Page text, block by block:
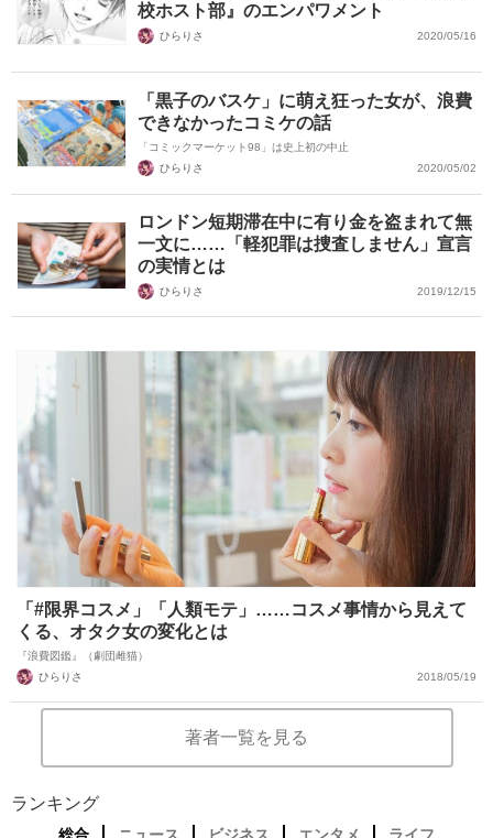
校ホスト部』のエンパワメント
ひらりさ 2020/05/16
「黒子のバスケ」に萌え狂った女が、浪費
できなかったコミケの話
「コミックマーケット98」は史上初の中止
ひらりさ
2020/05/02
ロンドン短期滞在中に有り金を盗まれて無
一文に……「軽犯罪は捜査しません」宣言
の実情とは
ひらりさ 2019/12/15
「#限界コスメ」「人類モテ」……コスメ事情から見えて
くる、オタク女の変化とは
『浪費図鑑』（劇団雌猫）
ひらりさ
2018/05/19
著者一覧を見る
ランキング